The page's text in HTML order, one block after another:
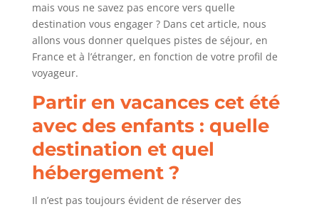
mais vous ne savez pas encore vers quelle
destination vous engager ? Dans cet article, nous
allons vous donner quelques pistes de séjour, en
France et à l’étranger, en fonction de votre profil de
voyageur.
Partir en vacances cet été
avec des enfants : quelle
destination et quel
hébergement ?
Il n’est pas toujours évident de réserver des